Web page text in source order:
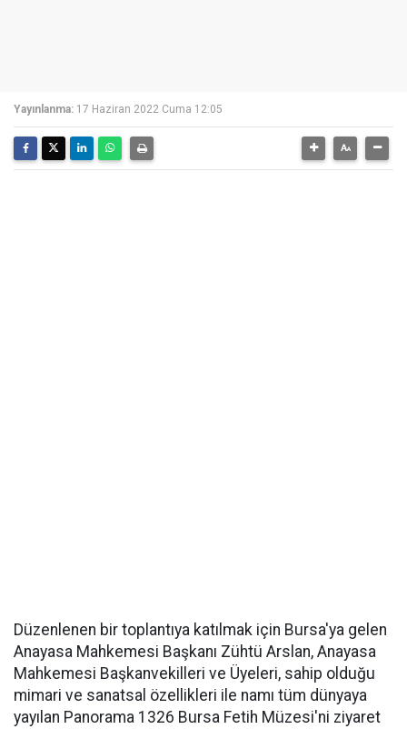
Yayınlanma: 17 Haziran 2022 Cuma 12:05
Düzenlenen bir toplantıya katılmak için Bursa'ya gelen
Anayasa Mahkemesi Başkanı Zühtü Arslan, Anayasa
Mahkemesi Başkanvekilleri ve Üyeleri, sahip olduğu
mimari ve sanatsal özellikleri ile namı tüm dünyaya
yayılan Panorama 1326 Bursa Fetih Müzesi'ni ziyaret